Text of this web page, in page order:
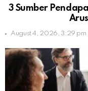
3 Sumber
August 4, 2026, 3:29 pm